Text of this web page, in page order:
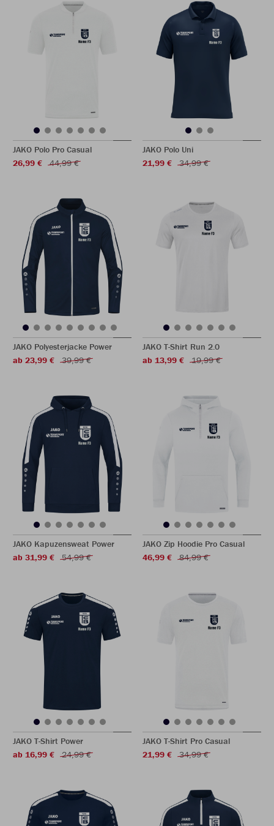
JAKO Polo Pro Casual
26,99 €
44,99 €
JAKO Polo Uni
21,99 €
34,99 €
JAKO Polyesterjacke Power
ab 23,99 €
39,99 €
JAKO T-Shirt Run 2.0
ab 13,99 €
19,99 €
JAKO Kapuzensweat Power
ab 31,99 €
54,99 €
JAKO Zip Hoodie Pro Casual
46,99 €
84,99 €
JAKO T-Shirt Power
ab 16,99 €
24,99 €
JAKO T-Shirt Pro Casual
21,99 €
34,99 €